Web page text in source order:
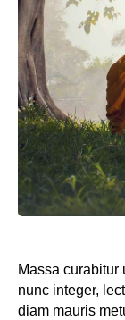
Massa curabitur
nunc integer,
diam mauris